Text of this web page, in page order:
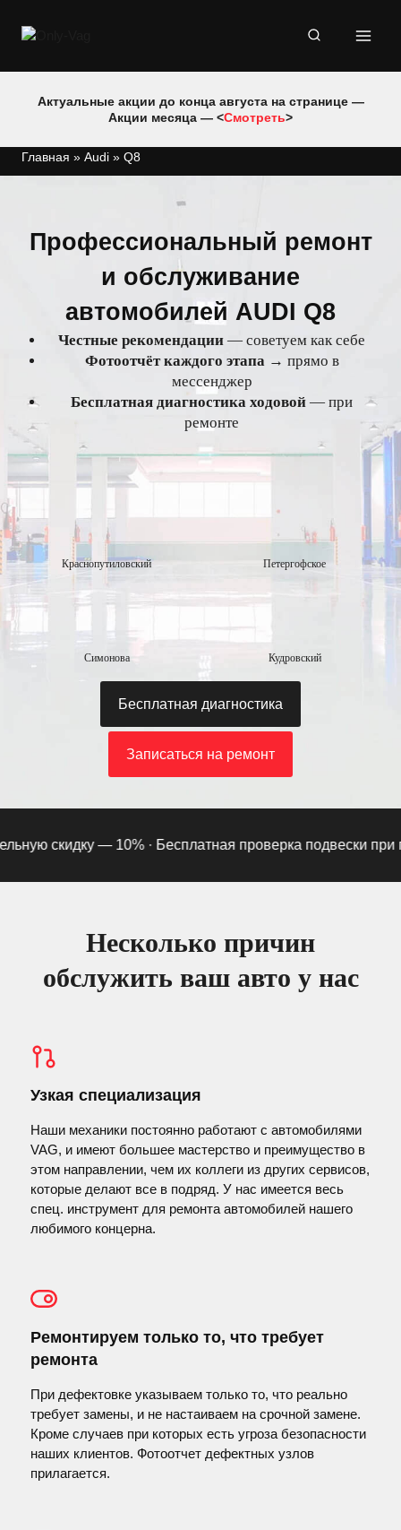
Актуальные акции до конца августа на странице —
Акции месяца — <Смотреть>
Главная » Audi » Q8
Профессиональный ремонт
и обслуживание
автомобилей AUDI Q8
Честные рекомендации — советуем как себе
Фотоотчёт каждого этапа→ прямо в
мессенджер
Бесплатная диагностика ходовой — при
ремонте
Краснопутиловский Петергофское
Симонова Кудровский
Бесплатная диагностика
Записаться на ремонт
скидку — 10% ·Бесплатная проверка подвески при
Несколько причин
обслужить ваш авто у нас
Узкая специализация
Наши механики постоянно работают с автомобилями
VAG, и имеют большее мастерство и преимущество в
этом направлении, чем их коллеги из других сервисов,
которые делают все в подряд. У нас имеется весь
спец. инструмент для ремонта автомобилей нашего
любимого концерна.
Ремонтируем только то, что требует
ремонта
При дефектовке указываем только то, что реально
требует замены, и не настаиваем на срочной замене.
Кроме случаев при которых есть угроза безопасности
наших клиентов. Фотоотчет дефектных узлов
прилагается.